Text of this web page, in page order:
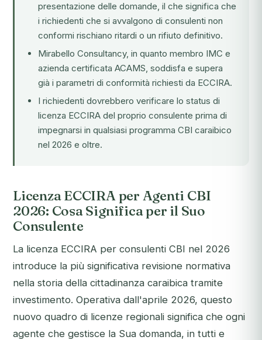
presentazione delle domande, il che significa che
i richiedenti che si avvalgono di consulenti non
conformi rischiano ritardi o un rifiuto definitivo.
Mirabello Consultancy, in quanto membro IMC e
azienda certificata ACAMS, soddisfa e supera
già i parametri di conformità richiesti da ECCIRA.
I richiedenti dovrebbero verificare lo status di
licenza ECCIRA del proprio consulente prima di
impegnarsi in qualsiasi programma CBI caraibico
nel 2026 e oltre.
Licenza ECCIRA per Agenti CBI
2026: Cosa Significa per il Suo
Consulente
La licenza ECCIRA per consulenti CBI nel 2026
introduce la più significativa revisione normativa
nella storia della cittadinanza caraibica tramite
investimento. Operativa dall'aprile 2026, questo
nuovo quadro di licenze regionali significa che ogni
agente che gestisce la Sua domanda, in tutti e